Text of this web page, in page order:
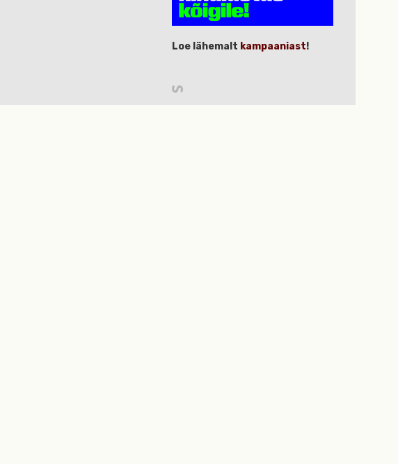
Loe lähemalt kampaaniast!